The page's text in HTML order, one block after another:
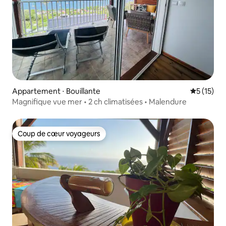
Appartement ⋅ Bouillante
5 (15)
Magnifique vue mer • 2 ch climatisées • Malendure
Coup de cœur voyageurs
Coup de cœur voyageurs